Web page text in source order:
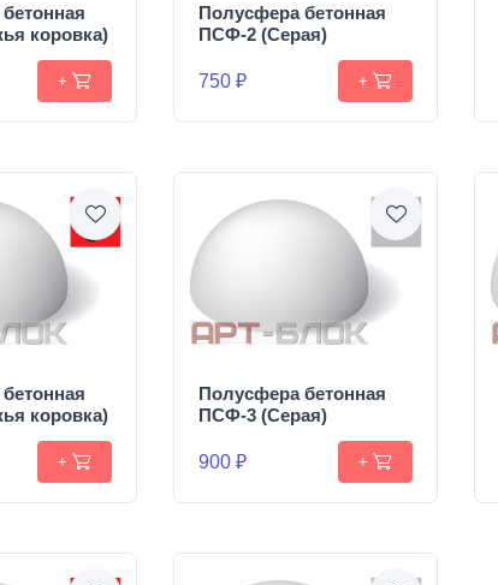
коровка)
+
Полусфера бетонная
ПСФ-2 (Серая)
750 ₽ +
коровка)
+
Полусфера бетонная
ПСФ-3 (Серая)
900 ₽ +